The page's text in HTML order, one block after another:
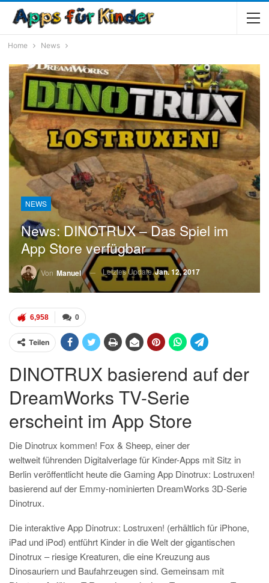
Home News
NEWS
News: DINOTRUX – Das Spiel im
App Store verfügbar
Von Manuel Letztes UpdateJan. 12, 2017
0
6,958
Teilen
DINOTRUX basierend auf der
DreamWorks TV-Serie
erscheint im App Store
Die Dinotrux kommen! Fox & Sheep, einer der
weltweit führenden Digitalverlage für Kinder-Apps mit Sitz in
Berlin veröffentlicht heute die Gaming App Dinotrux: Lostruxen!
basierend auf der Emmy-nominierten DreamWorks 3D-Serie
Dinotrux.
Die interaktive App Dinotrux: Lostruxen! (erhältlich für iPhone,
iPad und iPod) entführt Kinder in die Welt der gigantischen
Dinotrux – riesige Kreaturen, die eine Kreuzung aus
Dinosauriern und Baufahrzeugen sind. Gemeinsam mit